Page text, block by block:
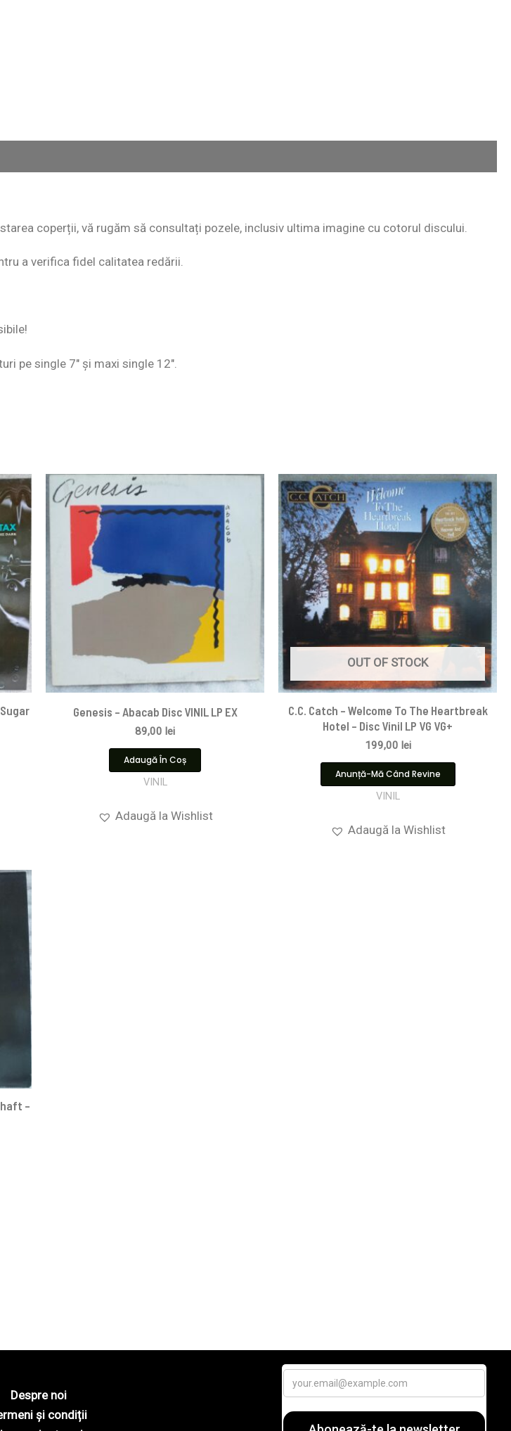
coperții, vă rugăm să consultați pozele, inclusiv ultima imagine cu cotorul discului.
a verifica fidel calitatea redării.
pe single 7″ și maxi single 12″.
Genesis – Abacab Disc VINIL LP EX
89,00 lei
Adaugă În Coș
VINIL
Adaugă la Wishlist
OUT OF STOCK
C.C. Catch – Welcome To The Heartbreak
Hotel – Disc Vinil LP VG VG+
199,00 lei
Anunță-Mă Când Revine
VINIL
Adaugă la Wishlist
–
Despre noi
și condiții